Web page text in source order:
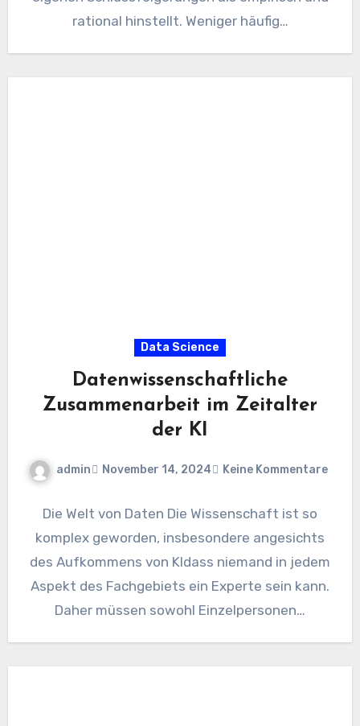
rational hinstellt. Weniger häufig…
Data Science
Datenwissenschaftliche
Zusammenarbeit im Zeitalter
der KI
admin November 14, 2024 Keine Kommentare
Die Welt von Daten Die Wissenschaft ist so
komplex geworden, insbesondere angesichts
des Aufkommens von KIdass niemand in jedem
Aspekt des Fachgebiets ein Experte sein kann.
Daher müssen sowohl Einzelpersonen…